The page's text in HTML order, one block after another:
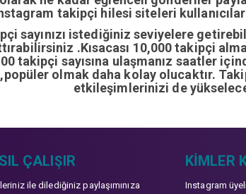
takipçi hilesi siteleri
sayınızı istediğiniz seviyelere
.Kısacası 10,000 takipçi
takipçi sayısına ulaşmanız saatler
olmak daha kolay olucaktır.
etkileşimlerinizi de
ÇALIŞIR
ile dilediğiniz paylaşımınıza
KIMLER
Instagram